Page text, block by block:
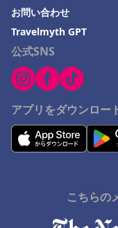
公式SNS
アプリをダウンロー
お問い合わせ
Travelmyth GPT
こちらの